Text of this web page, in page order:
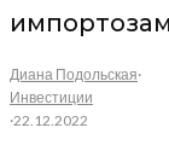
Диана Подольская·
Инвестиции
·22.12.2022